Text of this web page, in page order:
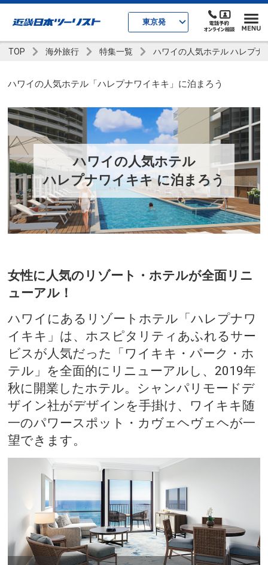
東京発
TOP 海外旅行 特集一覧 ハワイの人気ホテル ハレプナ
ハワイの人気ホテル「ハレプナワイキキ」に泊まろう
ハワイの人気ホテル
ハレプナワイキキ に泊まろう
女性に人気のリゾート・ホテルが全面リニ
ューアル！
ハワイにあるリゾートホテル「ハレプナワ
イキキ」は、ホスピタリティあふれるサー
ビスが人気だった「ワイキキ・パーク・ホ
テル」を全面的にリニューアルし、2019年
秋に開業したホテル。シャンパリモードデ
ザイン社がデザインを手掛け、ワイキキ随
一のパワースポット・カヴェヘヴェヘが一
望できます。